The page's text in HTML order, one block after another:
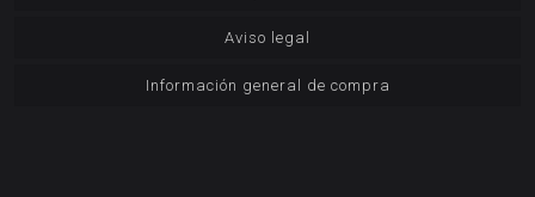
Aviso legal
Información general de compra